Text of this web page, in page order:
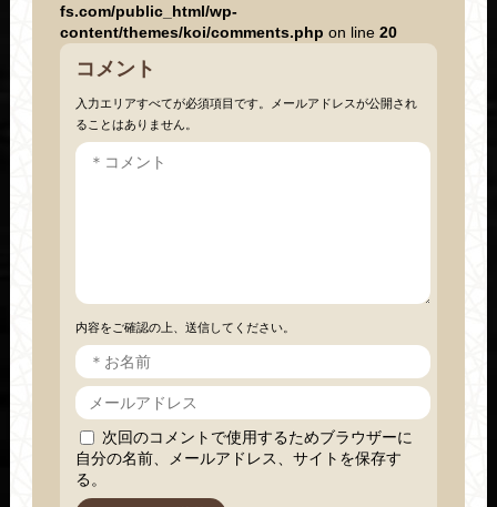
fs.com/public_html/wp-
content/themes/koi/comments.php on line 20
コメント
入力エリアすべてが必須項目です。メールアドレスが公開され
ることはありません。
内容をご確認の上、送信してください。
次回のコメントで使用するためブラウザーに
自分の名前、メールアドレス、サイトを保存す
る。